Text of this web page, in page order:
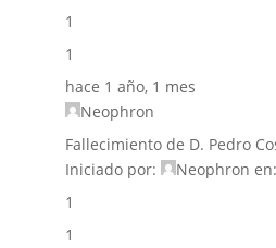
1
1
hace 1 año, 1 mes
Neophron
Fallecimiento de D. Pedro
Iniciado por:
Neophron en:
1
1